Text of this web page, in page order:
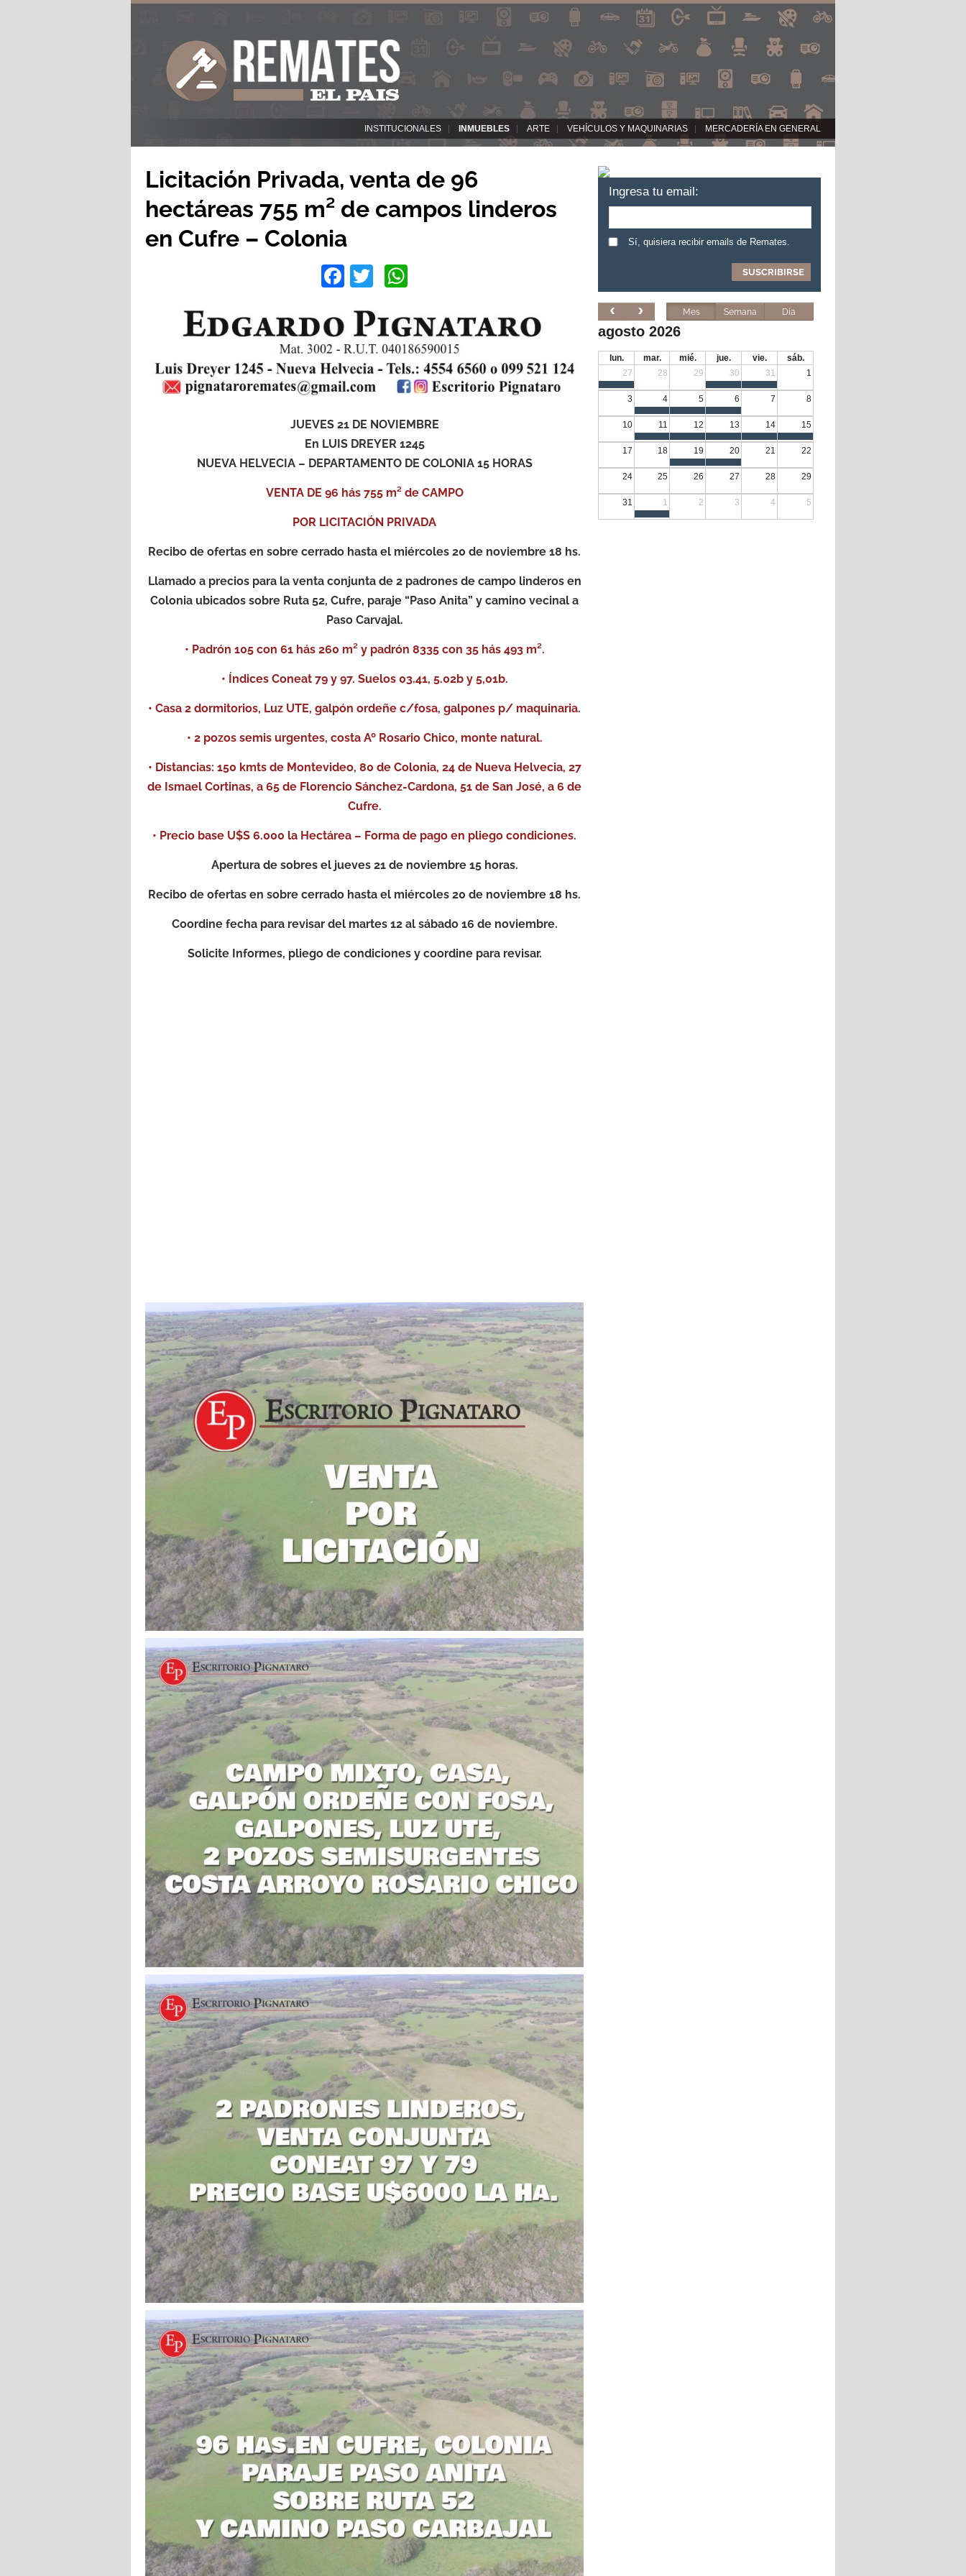
INSTITUCIONALES INMUEBLES ARTE VEHÍCULOS Y MAQUINARIAS MERCADERÍA EN GENERAL
Licitación Privada, venta de 96
hectáreas 755 m² de campos linderos
en Cufre – Colonia
Facebook
Twitter
JUEVES 21 DE NOVIEMBRE
En LUIS DREYER 1245
NUEVA HELVECIA – DEPARTAMENTO DE COLONIA 15 HORAS
VENTA DE 96 hás 755 m² de CAMPO
POR LICITACIÓN PRIVADA
Recibo de ofertas en sobre cerrado hasta el miércoles 20 de noviembre 18 hs.
Llamado a precios para la venta conjunta de 2 padrones de campo linderos en
Colonia ubicados sobre Ruta 52, Cufre, paraje “Paso Anita” y camino vecinal a
Paso Carvajal.
• Padrón 105 con 61 hás 260 m² y padrón 8335 con 35 hás 493 m².
• Índices Coneat 79 y 97. Suelos 03.41, 5.02b y 5,01b.
• Casa 2 dormitorios, Luz UTE, galpón ordeñe c/fosa, galpones p/ maquinaria.
• 2 pozos semis urgentes, costa Aº Rosario Chico, monte natural.
• Distancias: 150 kmts de Montevideo, 80 de Colonia, 24 de Nueva Helvecia, 27
de Ismael Cortinas, a 65 de Florencio Sánchez-Cardona, 51 de San José, a 6 de
Cufre.
• Precio base U$S 6.000 la Hectárea – Forma de pago en pliego condiciones.
Apertura de sobres el jueves 21 de noviembre 15 horas.
Recibo de ofertas en sobre cerrado hasta el miércoles 20 de noviembre 18 hs.
Coordine fecha para revisar del martes 12 al sábado 16 de noviembre.
Solicite Informes, pliego de condiciones y coordine para revisar.
Ingresa tu email:
Sí, quisiera recibir emails de Remates.
Mes Semana Día
agosto 2026
lun. mar. mié. jue. vie.
sáb.
27
28 29 30 31 1
3 4 5 6 7 8
10 11 12 13 14 15
17 18 19 20 21 22
24 25 26 27 28 29
31 1 2 3 4 5